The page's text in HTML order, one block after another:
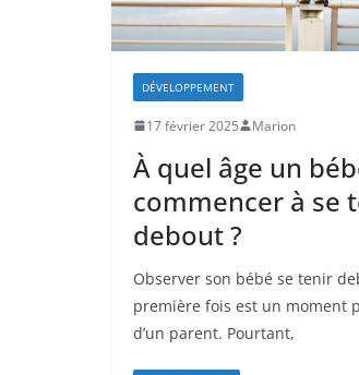
DÉVELOPPEMENT
17 février 2025 Marion
À quel âge un
commencer à se
debout ?
Observer son bébé se tenir
première fois est un moment
d’un parent. Pourtant,